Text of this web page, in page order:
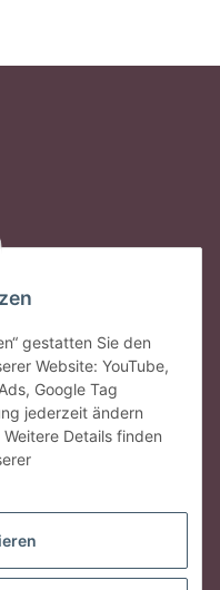
gestatten Sie den
Website: YouTube,
Google Tag
jederzeit ändern
Details finden